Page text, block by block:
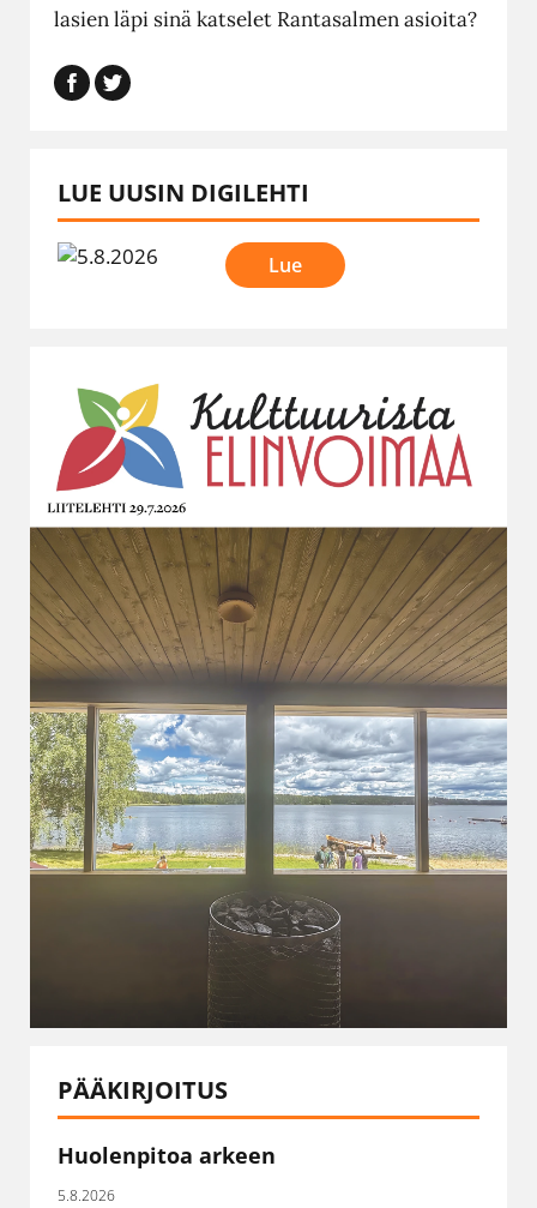
lasien läpi sinä katselet Rantasalmen asioita?
LUE UUSIN DIGILEHTI
Lue
PÄÄKIRJOITUS
Huolenpitoa arkeen
5.8.2026